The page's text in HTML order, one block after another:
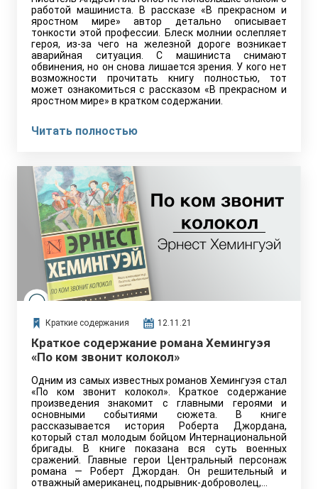
работой машиниста. В рассказе «В прекрасном и
яростном мире» автор детально описывает
тонкости этой профессии. Блеск молнии ослепляет
героя, из-за чего на железной дороге возникает
аварийная ситуация. С машиниста снимают
обвинения, но он снова лишается зрения. У кого нет
возможности прочитать книгу полностью, тот
может ознакомиться с рассказом «В прекрасном и
яростном мире» в кратком содержании.
Читать полностью
Краткие содержания 12.11.21
Краткое содержание романа Хемингуэя
«По ком звонит колокол»
Одним из самых известных романов Хемингуэя стал
«По ком звонит колокол». Краткое содержание
произведения знакомит с главными героями и
основными событиями сюжета. В книге
рассказывается история Роберта Джордана,
который стал молодым бойцом Интернациональной
бригады. В книге показана вся суть военных
сражений. Главные герои Центральный персонаж
романа — Роберт Джордан. Он решительный и
отважный американец, подрывник-доброволец,…